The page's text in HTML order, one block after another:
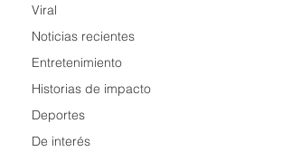
Viral
Noticias recientes
Entretenimiento
Historias de impacto
Deportes
De interés